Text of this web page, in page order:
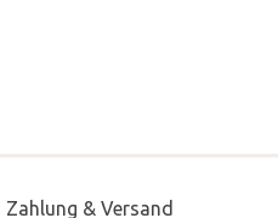
Zahlung & Versand